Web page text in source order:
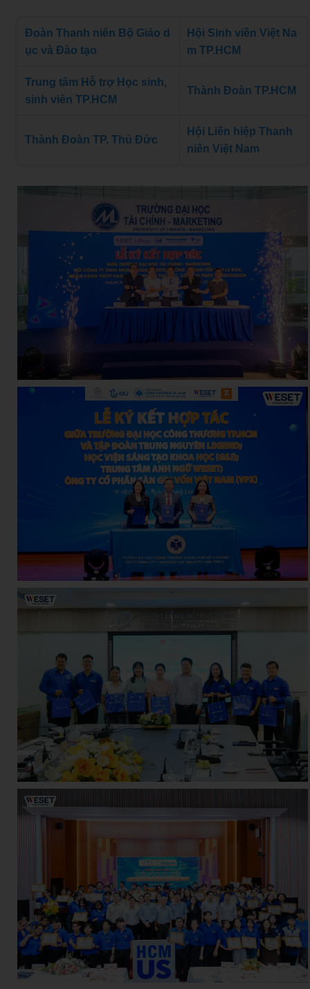
Đoàn Thanh niên Bộ Giáo d
ục và Đào tạo
Hội Sinh viên Việt Na
m TP.HCM
Trung tâm Hỗ trợ Học sinh,
sinh viên TP.HCM
Thành Đoàn TP.HCM
Thành Đoàn TP. Thủ Đức
Hội Liên hiệp Thanh
niên Việt Nam